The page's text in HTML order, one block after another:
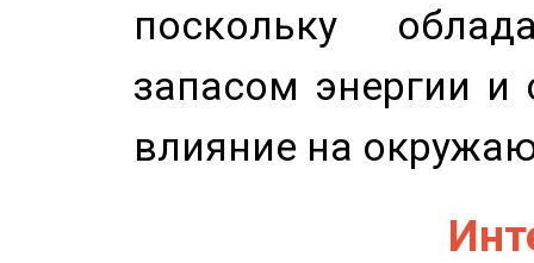
поскольку
запасом энергии и
влияние на